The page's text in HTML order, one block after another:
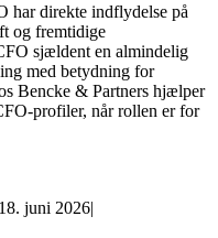
har direkte indflydelse på
og fremtidige
sjældent en almindelig
med betydning for
Bencke & Partners hjælper
profiler, når rollen er for
18. juni 2026|